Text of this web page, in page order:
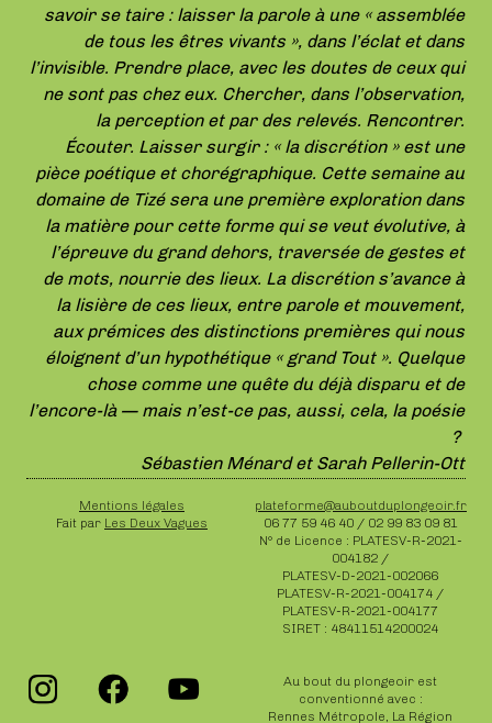
savoir se taire : laisser la parole à une « assemblée
de tous les êtres vivants », dans l’éclat et dans
l’invisible. Prendre place, avec les doutes de ceux qui
ne sont pas chez eux. Chercher, dans l’observation,
la perception et par des relevés. Rencontrer.
Écouter. Laisser surgir : « la discrétion » est une
pièce poétique et chorégraphique. Cette semaine au
domaine de Tizé sera une première exploration dans
la matière pour cette forme qui se veut évolutive, à
l’épreuve du grand dehors, traversée de gestes et
de mots, nourrie des lieux. La discrétion s’avance à
la lisière de ces lieux, entre parole et mouvement,
aux prémices des distinctions premières qui nous
éloignent d’un hypothétique « grand Tout ». Quelque
chose comme une quête du déjà disparu et de
l’encore-là — mais n’est-ce pas, aussi, cela, la poésie
?
Sébastien Ménard et Sarah Pellerin-Ott
Mentions légales
Fait par Les Deux Vagues
plateforme@auboutduplongeoir.fr
06 77 59 46 40 / 02 99 83 09 81
N° de Licence : PLATESV-R-2021-
004182 /
PLATESV-D-2021-002066
PLATESV-R-2021-004174 /
PLATESV-R-2021-004177
SIRET : 48411514200024
Au bout du plongeoir est
conventionné avec :
Rennes Métropole, La Région